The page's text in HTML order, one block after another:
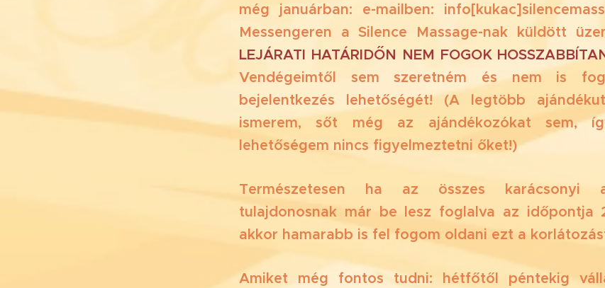
még januárban: e-mailben:
Messengeren a Silence Massage-nak küldött
LEJÁRATI HATÁRIDŐN NEM FOGOK
Vendégeimtől sem szeretném és nem is
bejelentkezés lehetőségét! (A legtöbb
ismerem, sőt még az ajándékozókat sem,
lehetőségem nincs figyelmeztetni őket!)
Természetesen ha az összes karácsonyi
tulajdonosnak már be lesz foglalva az időpontja
akkor hamarabb is fel fogom oldani ezt a
Amiket még fontos tudni: hétfőtől péntekig